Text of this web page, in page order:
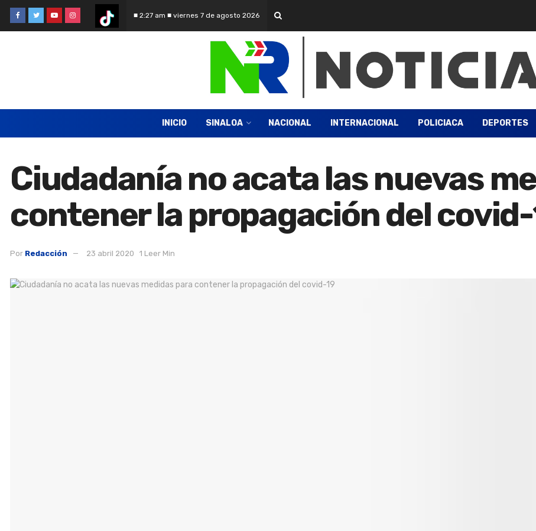
■ 2:27 am ■ viernes 7 de agosto 2026
INICIO SINALOA NACIONAL INTERNACIONAL POLICIACA DEPORTES
Ciudadanía no acata las nuevas
contener la propagación del
Por Redacción 23 abril 2020 1 Leer Min